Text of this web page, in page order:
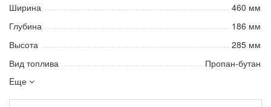
Ширина
460 мм
Глубина
186 мм
Высота
285 мм
Вид топлива
Пропан-бутан
Eще